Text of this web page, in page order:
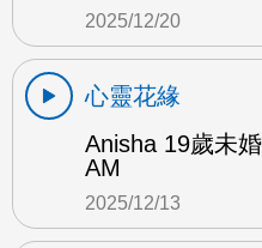
2025/12/20
心靈花緣
Anisha 19歲未
AM
2025/12/13